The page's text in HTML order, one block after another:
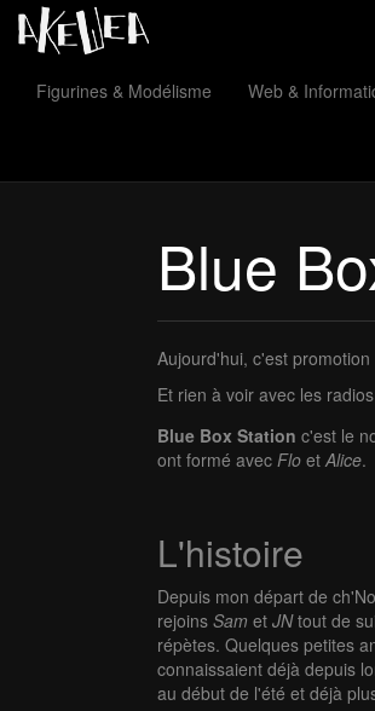
Figurines & Modélisme Web &
Blue
Aujourd'hui, c'est promotion
Et rien à voir avec les radios
Blue Box Station c'est le
ont formé avec Flo et Alice.
L'histoire
Depuis mon départ de
rejoins Sam et JNtout de
répètes. Quelques petites
connaissaient déjà depuis
au début de l'été et déjà